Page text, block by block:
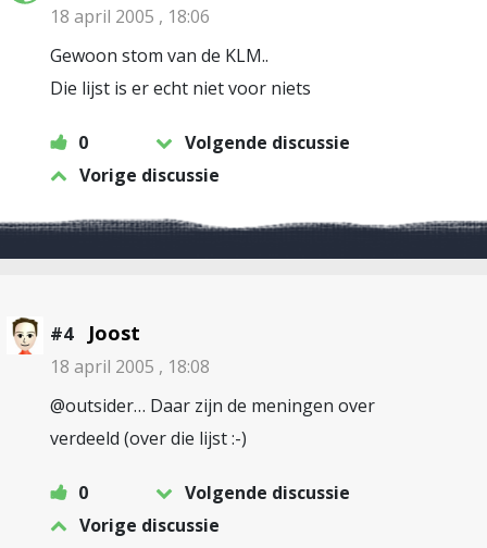
18 april 2005 , 18:06
Gewoon stom van de KLM..
Die lijst is er echt niet voor niets
0
Volgende discussie
Vorige discussie
#4 Joost
18 april 2005 , 18:08
@outsider… Daar zijn de meningen over
verdeeld (over die lijst :-)
0
Volgende discussie
Vorige discussie